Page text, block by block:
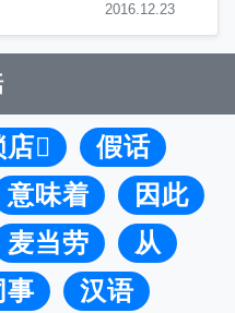
2016.12.23
店
假话
意味着
因此
麦当劳
从
事
汉语